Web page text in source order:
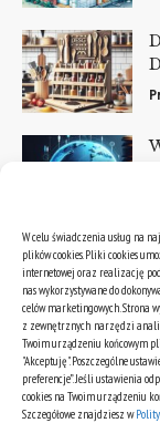
W celu świadczenia usług na
plików cookies. Pliki cookies
internetowej oraz realizację
nas wykorzystywane do
celów marketingowych. Strona
z zewnętrznych narzędzi
Twoim urządzeniu końcowym
"Akceptuję". Poszczególne
preferencje”. Jeśli ustawienia
cookies na Twoim urządzeniu
Szczegółowe znajdziesz w
KATEGORIE
Kategorie
ARCHIWA